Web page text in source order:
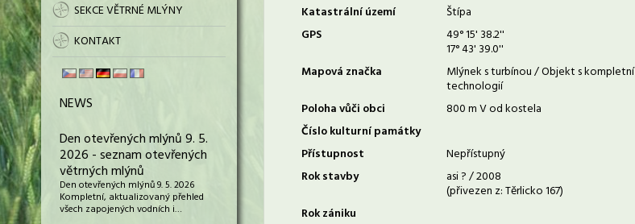
SEKCE VĚTRNÉ MLÝNY
KONTAKT
NEWS
Den otevřených mlýnů 9. 5.
2026 - seznam otevřených
větrných mlýnů
Den otevřených mlýnů 9. 5. 2026
Kompletní, aktualizovaný přehled
všech zapojených vodních i…
Katastrální území
Štípa
GPS
49° 15' 38.2''
17° 43' 39.0''
Mapová značka
Mlýnek s turbínou / Objekt s kompletní
technologií
Poloha vůči obci
800 m V od kostela
Číslo kulturní památky
Přístupnost
Nepřístupný
Rok stavby
asi ? / 2008
(přivezen z: Těrlicko 167)
Rok zániku